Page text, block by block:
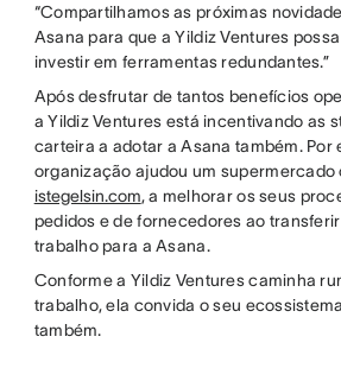
“Compartilhamos as próximas
Asana para que a Yildiz Ventures
investir em ferramentas redundantes.”
Após desfrutar de tantos benefícios
a Yildiz Ventures está incentivando as
carteira a adotar a Asana também. Por
organização ajudou um supermercado
istegelsin.com, a melhorar os seus
pedidos e de fornecedores ao
trabalho para a Asana.
Conforme a Yildiz Ventures caminha
trabalho, ela convida o seu
também.